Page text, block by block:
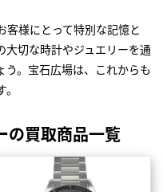
客様にとって特別な記憶と
大切な時計やジュエリーを通
う。宝石広場は、これからも
の買取商品一覧